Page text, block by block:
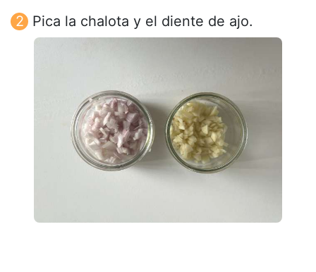
Pica la chalota y el diente de ajo.